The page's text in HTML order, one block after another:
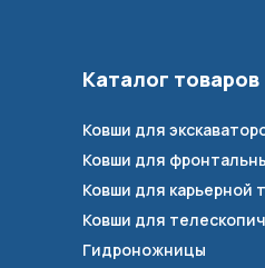
Каталог товаров
Ковши для
Ковши для
Ковши для карьерной
Ковши для
Гидроножницы